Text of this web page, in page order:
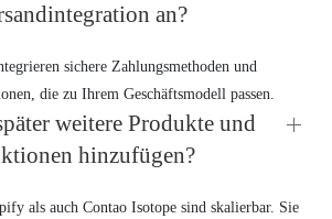
an?
sichere Zahlungsmethoden und
die zu Ihrem Geschäftsmodell passen.
weitere Produkte und
hinzufügen?
als auch Contao Isotope sind skalierbar. Sie